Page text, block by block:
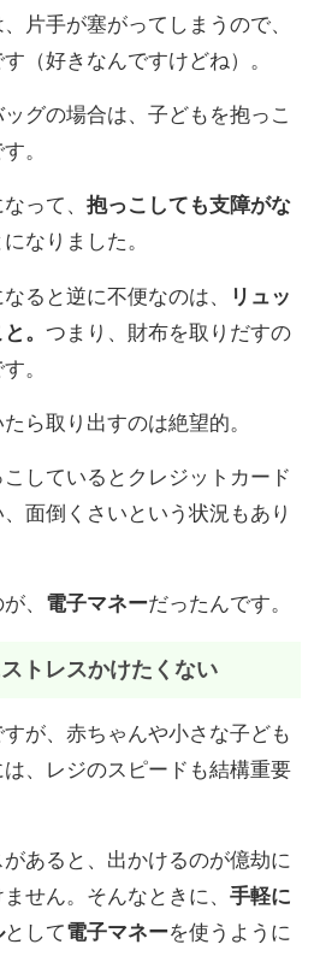
片手が塞がってしまうので、
（好きなんですけどね）。
グの場合は、子どもを抱っこ
。
って、 抱っこしても支障がな
なりました。
ると逆に不便なのは、
リュッ
。 つまり、財布を取りだすの
。
ら取り出すのは絶望的。
しているとクレジットカード
面倒くさいという状況もあり
、 電子マネーだったんです。
トレスかけたくない
が、赤ちゃんや小さな子ども
、レジのスピードも結構重要
あると、出かけるのが億劫に
せん。そんなときに、 手軽に
として電子マネーを使うように